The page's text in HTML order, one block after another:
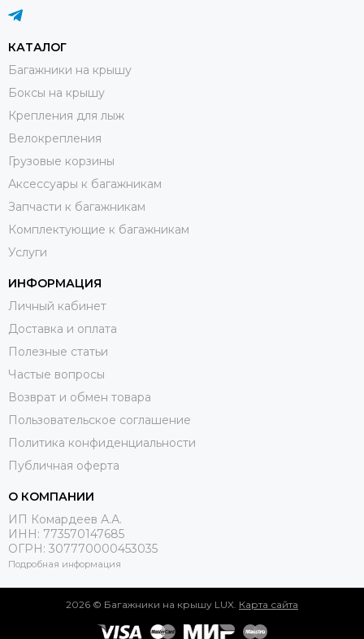
КАТАЛОГ
Багажники на крышу
Боксы на крышу
Крепления для лыж
Велокрепления
Грузовые корзины
Аксессуары к багажникам
Запчасти к багажникам
Комплектующие к багажникам
Услуги
ИНФОРМАЦИЯ
Личный кабинет
Доставка и оплата
Полезные статьи
Частые вопросы
Возврат и обмен товара
Пользовательское соглашение
Политика конфиденциальности
Публичная оферта
О КОМПАНИИ
ИП Комардеев А.А.
ИНН: 773570147685
ОГРН: 307770000453035
Подробная информация
2026 © Багажники на крышу LUX. Карта сайта